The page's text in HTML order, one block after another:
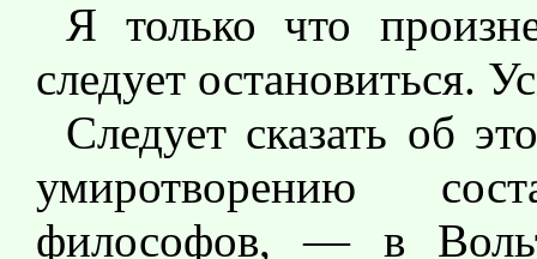
Я только что
следует остановиться.
Следует сказать об
умиротворению
философов, — в